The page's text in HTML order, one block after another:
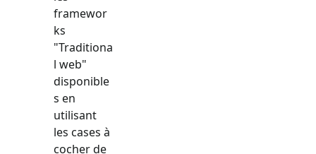
framewor
ks
"Traditiona
l web"
disponible
s en
utilisant
les cases à
cocher de